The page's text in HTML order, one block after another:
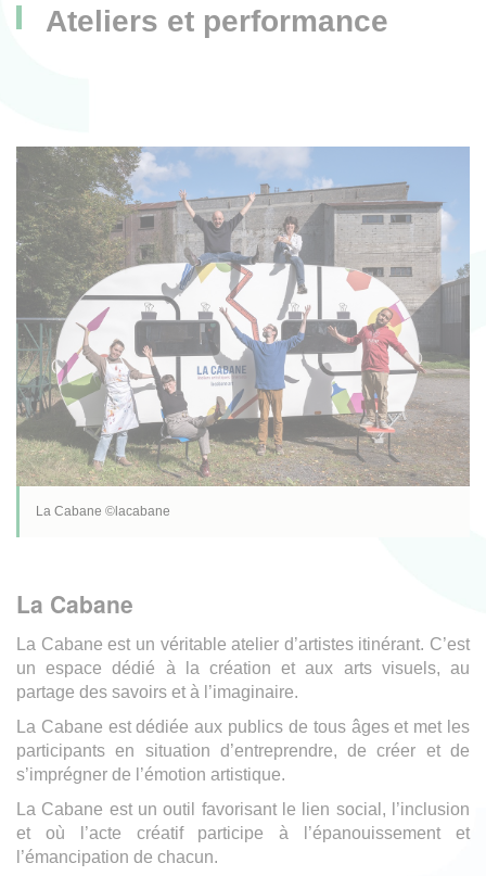
Ateliers et performance
La Cabane ©lacabane
La Cabane
La Cabane est un véritable atelier d’artistes itinérant. C’est
un espace dédié à la création et aux arts visuels, au
partage des savoirs et à l’imaginaire.
La Cabane est dédiée aux publics de tous âges et met les
participants en situation d’entreprendre, de créer et de
s’imprégner de l’émotion artistique.
La Cabane est un outil favorisant le lien social, l’inclusion
et où l’acte créatif participe à l’épanouissement et
l’émancipation de chacun.